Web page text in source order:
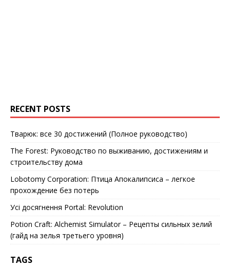
RECENT POSTS
Тварюк: все 30 достижений (Полное руководство)
The Forest: Руководство по выживанию, достижениям и
строительству дома
Lobotomy Corporation: Птица Апокалипсиса – легкое
прохождение без потерь
Усі досягнення Portal: Revolution
Potion Craft: Alchemist Simulator – Рецепты сильных зелий
(гайд на зелья третьего уровня)
TAGS